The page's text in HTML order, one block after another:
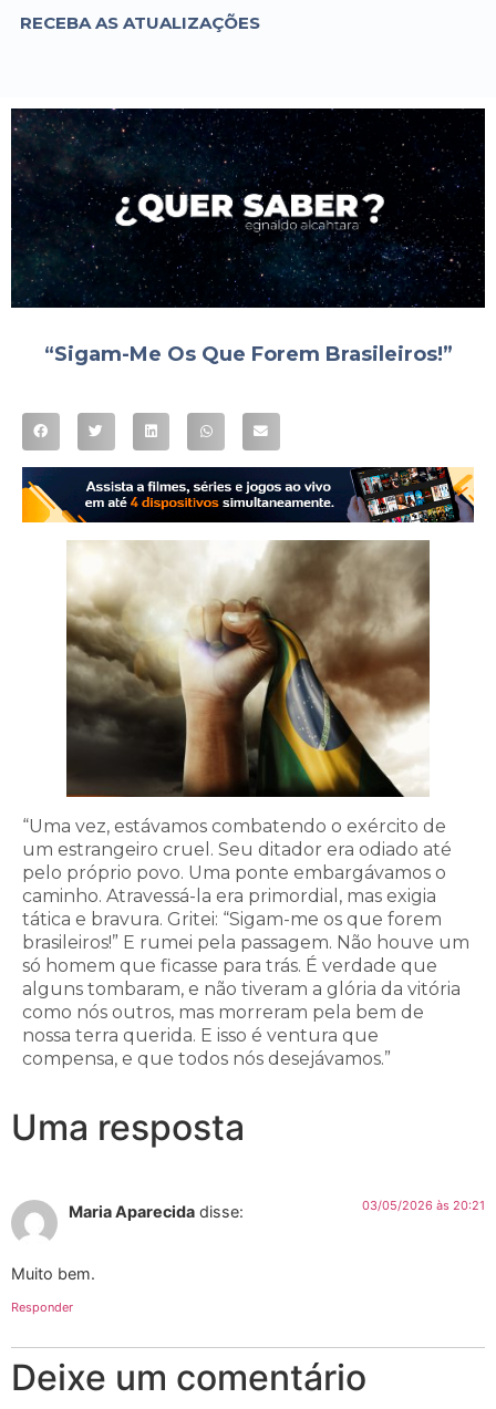
RECEBA AS ATUALIZAÇÕES
“Sigam-Me Os Que Forem Brasileiros!”
“Uma vez, estávamos combatendo o exército de
um estrangeiro cruel. Seu ditador era odiado até
pelo próprio povo. Uma ponte embargávamos o
caminho. Atravessá-la era primordial, mas exigia
tática e bravura. Gritei: “Sigam-me os que forem
brasileiros!” E rumei pela passagem. Não houve um
só homem que ficasse para trás. É verdade que
alguns tombaram, e não tiveram a glória da vitória
como nós outros, mas morreram pela bem de
nossa terra querida. E isso é ventura que
compensa, e que todos nós desejávamos.”
Uma resposta
Maria Aparecida disse: 03/05/2026 às 20:21
Muito bem.
Responder
Deixe um comentário